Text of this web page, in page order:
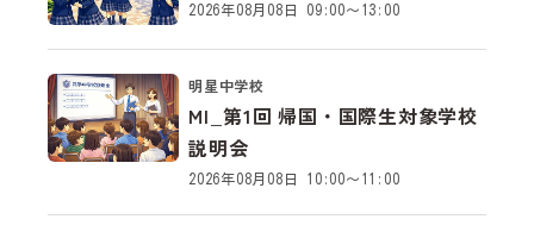
2026年08月08日 09:00～13:00
MI_第1回 帰国・国際生対象学校
説明会
明星中学校
2026年08月08日 10:00～11:00